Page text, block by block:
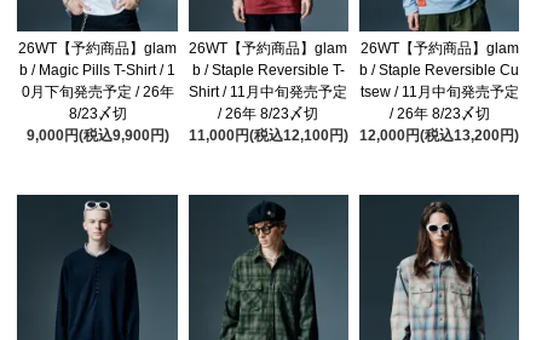
26WT【予約商品】glam
b / Magic Pills T-Shirt / 1
0月下旬発売予定 / 26年
8/23〆切
9,000円(税込9,900円)
26WT【予約商品】glam
b / Staple Reversible T-
Shirt / 11月中旬発売予定
/ 26年 8/23〆切
11,000円(税込12,100円)
26WT【予約商品】glam
b / Staple Reversible Cu
tsew / 11月中旬発売予定
/ 26年 8/23〆切
12,000円(税込13,200円)